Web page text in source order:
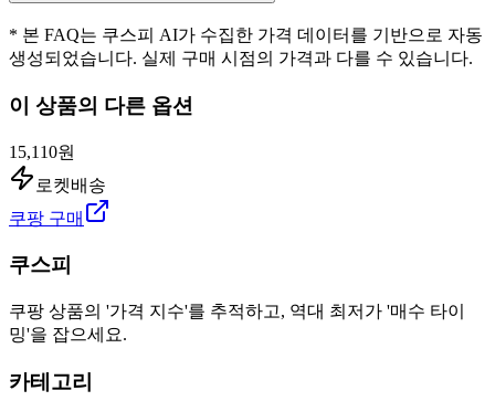
* 본 FAQ는 쿠스피 AI가 수집한 가격 데이터를 기반으로 자동
생성되었습니다. 실제 구매 시점의 가격과 다를 수 있습니다.
이 상품의 다른 옵션
15,110원
로켓배송
쿠팡 구매
쿠스피
쿠팡 상품의 '가격 지수'를 추적하고, 역대 최저가 '매수 타이
밍'을 잡으세요.
카테고리